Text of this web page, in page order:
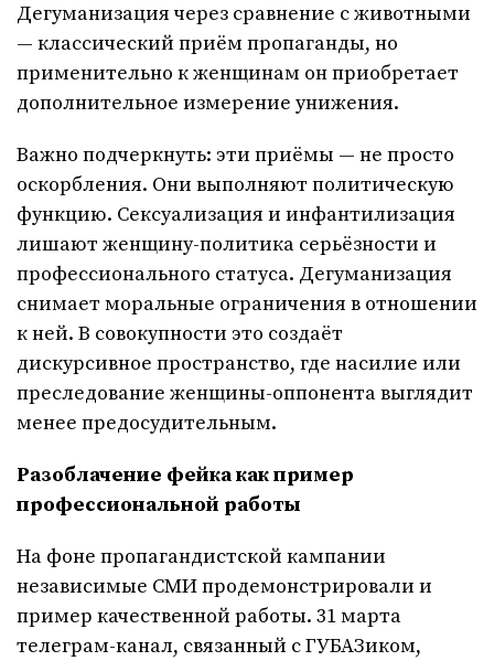
Дегуманизация через сравнение с животными
— классический приём пропаганды, но
применительно к женщинам он приобретает
дополнительное измерение унижения.
Важно подчеркнуть: эти приёмы — не просто
оскорбления. Они выполняют политическую
функцию. Сексуализация и инфантилизация
лишают женщину-политика серьёзности и
профессионального статуса. Дегуманизация
снимает моральные ограничения в отношении
к ней. В совокупности это создаёт
дискурсивное пространство, где насилие или
преследование женщины-оппонента выглядит
менее предосудительным.
Разоблачение фейка как пример
профессиональной работы
На фоне пропагандистской кампании
независимые СМИ продемонстрировали и
пример качественной работы. 31 марта
телеграм-канал, связанный с ГУБАЗиком,